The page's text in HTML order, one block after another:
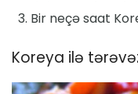
Bir neçə saat
Koreya ilə